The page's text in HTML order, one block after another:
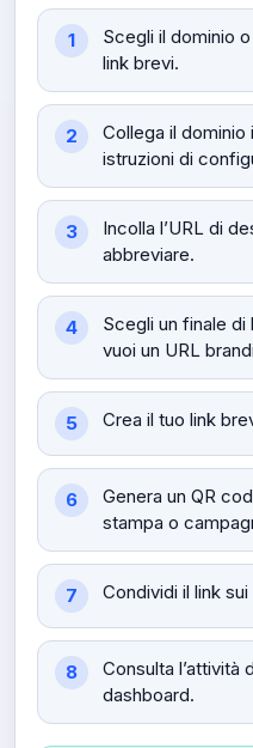
Scegli il dominio
link brevi.
Collega il dominio
istruzioni di
Incolla l’URL di
abbreviare.
Scegli un finale di
vuoi un URL
Crea il tuo link
Genera un QR
stampa o
Condividi il link
Consulta l’attività
dashboard.